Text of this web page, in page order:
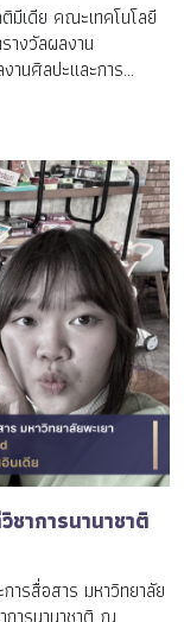
มีเดีย คณะเทคโนโลยี
างวัลผลงาน
านศิลปะและการ
ชาการนานาชาติ
ารสื่อสาร มหาวิทยาลัย